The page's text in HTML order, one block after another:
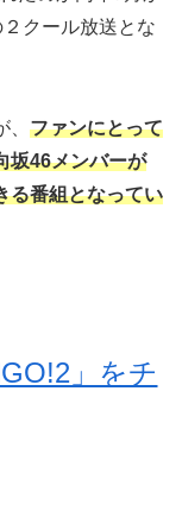
クール放送とな
ファンにとって
坂46メンバーが
る番組となってい
」をチ